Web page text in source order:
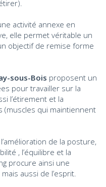
activité annexe en
elle permet véritable un
objectif de remise forme
sous-Bois proposent un
pour travailler sur la
l’étirement et la
(muscles qui maintiennent
de la posture,
, l’équilibre et la
procure ainsi une
aussi de l’esprit.